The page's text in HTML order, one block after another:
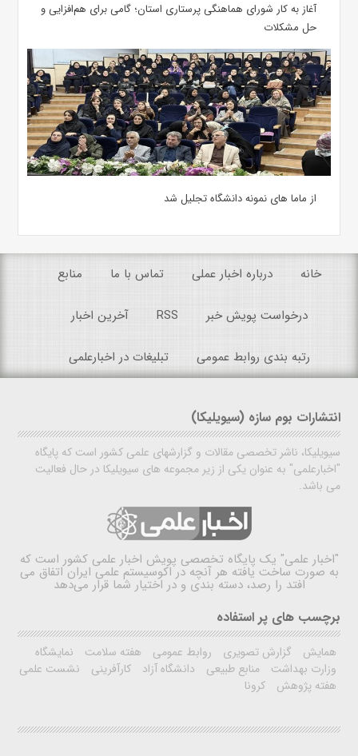
آغاز به کار شورای هماهنگی پرستاری استان؛ گامی برای هم‌افزایی و
حل مشکلات
از ماما های نمونه دانشگاه تجلیل شد
خانه درباره اخبار عملی تماس با ما منابع
درخواست پویش خبر RSS آخرین اخبار
رتبه بندی روابط عمومی تبلیغات در اخبارعلمی
انتشارات بوم سازه (سیویلیکا)
سیویلیکا، ناشر تخصصی مقالات و گزارشهای علمی کشور است که پایگاه
"اخبارعلمی" به عنوان یکی از زیر مجموعه های سیویلیکا در حال فعالیت
می باشد.
"اخبار علمی" یک پایگاه تخصصی پویش اخبار علمی کشور است که
به صورت ساخت یافته هر آنچه در اکوسیستم علمی ایران اتفاق می
افتد را رصد، دسته بندی و در اختیار شما قرار می‌دهد
برچسب های پر استفاده
همایش گزارش تصویری روابط عمومی هفته سلامت
نمایشگاه
وزارت بهداشت
منابع طبیعی دانشگاه آزاد کارآفرینی
نشست علمی
هفته پژوهش
کرونا